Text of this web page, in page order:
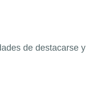
de destacarse y